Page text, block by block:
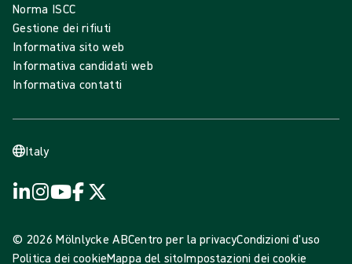
Norma ISCC
Gestione dei rifiuti
Informativa sito web
Informativa candidati web
Informativa contatti
Italy
© 2026 Mölnlycke ABCentro per la privacyCondizioni d'uso
Politica dei cookieMappa del sitoImpostazioni dei cookie